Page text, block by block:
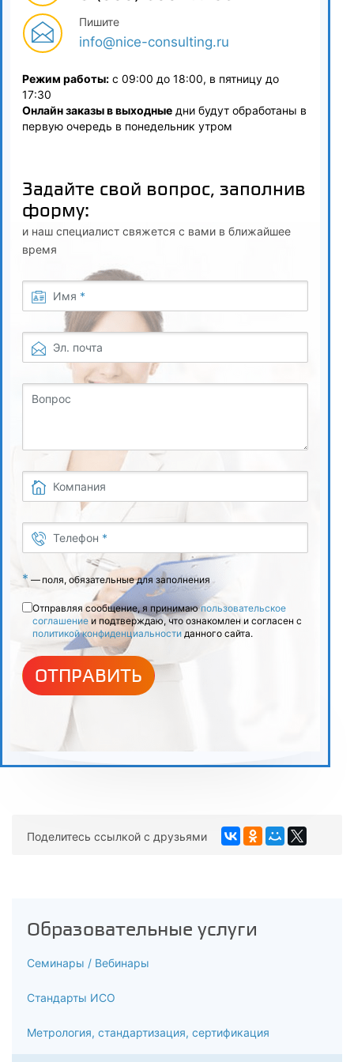
Образовательные услуги
Семинары / Вебинары
Стандарты ИСО
Метрология, стандартизация, сертификация
переработки
5.2
Приемка и порядок отбора проб зерна
5.3
Основы методов экспертизы качества зерна
Определение органолептических показателей (запаха и
цвета)
Определение физико-химических показателей
5.6
Определение токсичных элементов
Определение зараженности вредителями
Итоговая аттестация
Пишите
info@nice-consulting.ru
Режим работы: с 09:00 до 18:00, в пятницу до
17:30
Онлайн заказы в выходные дни будут обработаны в
первую очередь в понедельник утром
Задайте свой вопрос, заполнив
форму:
и наш специалист свяжется с вами в ближайшее
время
Имя *
Эл. почта
Вопрос
Компания
Телефон *
* —поля, обязательные для заполнения
Отправляя сообщение, я принимаюпользовательское
соглашение и подтверждаю, что ознакомлен и согласен с
политикой конфиденциальности данного сайта.
ОТПРАВИТЬ
Поделитесь ссылкой с друзьями